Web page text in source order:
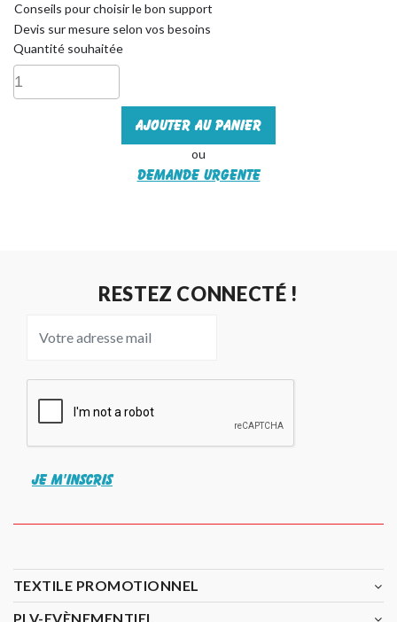
Conseils pour choisir le bon support
Devis sur mesure selon vos besoins
Quantité souhaitée
Ajouter au panier
ou
Demande urgente
RESTEZ CONNECTÉ !
JE M'INSCRIS
TEXTILE PROMOTIONNEL
PLV-EVÈNEMENTIEL